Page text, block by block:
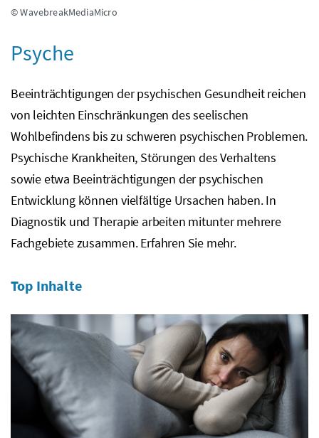
© WavebreakMediaMicro
Psyche
Beeinträchtigungen der psychischen Gesundheit reichen
von leichten Einschränkungen des seelischen
Wohlbefindens bis zu schweren psychischen Problemen.
Psychische Krankheiten, Störungen des Verhaltens
sowie etwa Beeinträchtigungen der psychischen
Entwicklung können vielfältige Ursachen haben. In
Diagnostik und Therapie arbeiten mitunter mehrere
Fachgebiete zusammen. Erfahren Sie mehr.
Top Inhalte